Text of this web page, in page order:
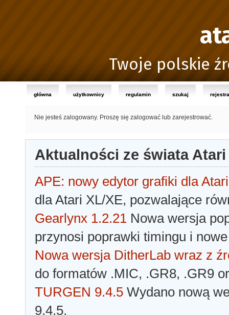
Twoje polskie
główna użytkownicy regulamin szukaj
Nie jesteś zalogowany. Proszę się zalogować lub zarejestrować.
Aktualności ze świata Atari
APE: nowy edytor grafiki dla Atari
dla Atari XL/XE, pozwalające
Gearlynx 1.2.21 Nowa wersja
przynosi poprawki timingu i
Nowa wersja DitherLab wraz z
do formatów .MIC, .GR8, .GR9
TURGEN 9.4.5 Wydano nową
9.4.5.